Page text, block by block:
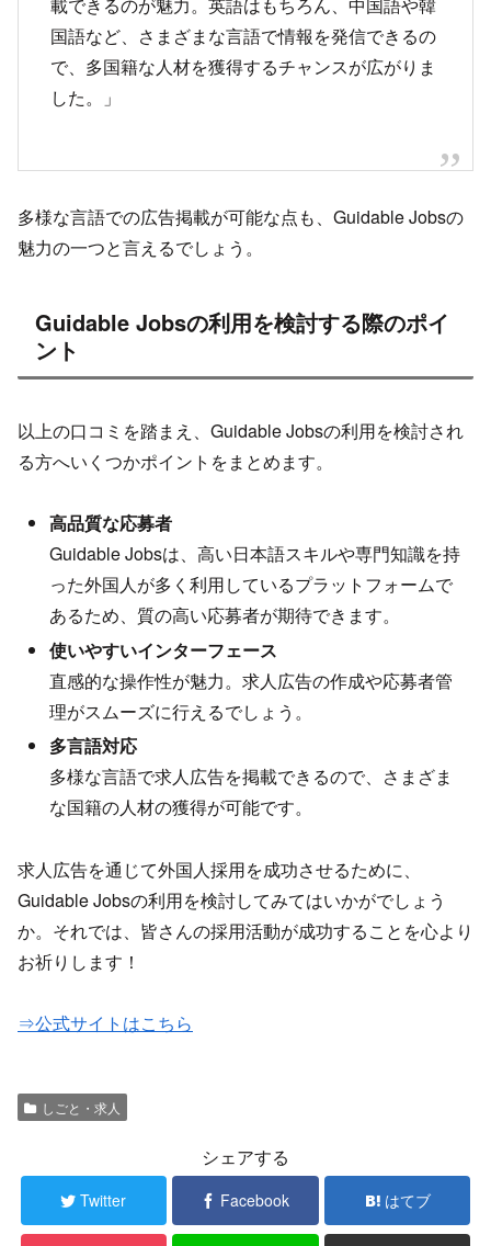
載できるのが魅力。英語はもちろん、中国語や韓
国語など、さまざまな言語で情報を発信できるの
で、多国籍な人材を獲得するチャンスが広がりま
した。」
多様な言語での広告掲載が可能な点も、Guidable Jobsの
魅力の一つと言えるでしょう。
Guidable Jobsの利用を検討する際のポイ
ント
以上の口コミを踏まえ、Guidable Jobsの利用を検討され
る方へいくつかポイントをまとめます。
高品質な応募者
Guidable Jobsは、高い日本語スキルや専門知識を持
った外国人が多く利用しているプラットフォームで
あるため、質の高い応募者が期待できます。
使いやすいインターフェース
直感的な操作性が魅力。求人広告の作成や応募者管
理がスムーズに行えるでしょう。
多言語対応
多様な言語で求人広告を掲載できるので、さまざま
な国籍の人材の獲得が可能です。
求人広告を通じて外国人採用を成功させるために、
Guidable Jobsの利用を検討してみてはいかがでしょう
か。それでは、皆さんの採用活動が成功することを心より
お祈りします！
⇒公式サイトはこちら
しごと・求人
シェアする
Twitter Facebook はてブ